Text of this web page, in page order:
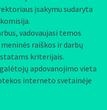
įsakymu sudaryta
vadovaujasi temos
raiškos ir darbų
kriterijais.
apdovanojimo vieta
interneto svetainėje